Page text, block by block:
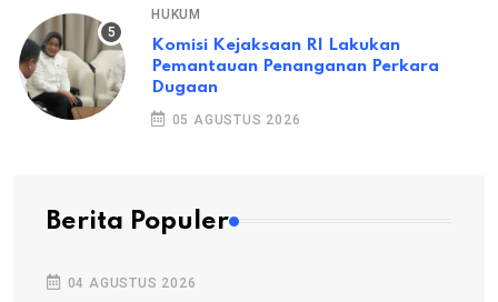
HUKUM
Komisi Kejaksaan RI Lakukan
Pemantauan Penanganan Perkara
Dugaan
05 AGUSTUS 2026
Berita Populer
04 AGUSTUS 2026